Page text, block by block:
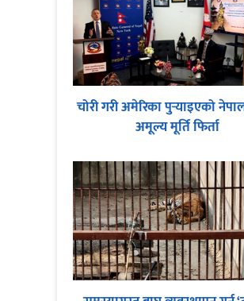
चोरी गरी अमेरिका पुर्‍याइएको
अमूल्य मूर्ति फिर्ता